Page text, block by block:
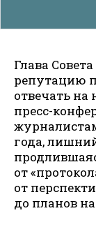
Глава
репутацию
отвечать на
пресс-
года,
от
от
до планов